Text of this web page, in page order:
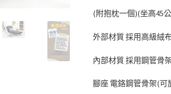
(附抱枕一個)(坐高45
外部材質 採用高級絨
內部材質 採用鋼管骨
腳座 電鉻鋼管骨架(可